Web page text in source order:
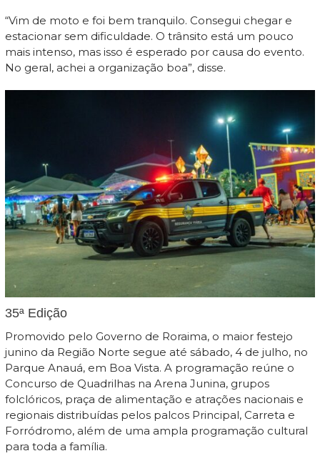
“Vim de moto e foi bem tranquilo. Consegui chegar e
estacionar sem dificuldade. O trânsito está um pouco
mais intenso, mas isso é esperado por causa do evento.
No geral, achei a organização boa”, disse.
35ª Edição
Promovido pelo Governo de Roraima, o maior festejo
junino da Região Norte segue até sábado, 4 de julho, no
Parque Anauá, em Boa Vista. A programação reúne o
Concurso de Quadrilhas na Arena Junina, grupos
folclóricos, praça de alimentação e atrações nacionais e
regionais distribuídas pelos palcos Principal, Carreta e
Forródromo, além de uma ampla programação cultural
para toda a família.